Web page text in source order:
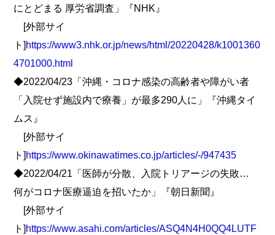
にとどまる 厚労省調査」『NHK』
[外部サイ
ト] https://www3.nhk.or.jp/news/html/20220428/k1001360
4701000.html
◆2022/04/23「沖縄・コロナ感染の高齢者や障がい者
「入院せず施設内で療養」が最多290人に」『沖縄タイ
ムス』
[外部サイ
ト] https://www.okinawatimes.co.jp/articles/-/947435
◆2022/04/21「医師が分散、入院トリアージの失敗…
何がコロナ医療逼迫を招いたか」『朝日新聞』
[外部サイ
ト] https://www.asahi.com/articles/ASQ4N4H0QQ4LUTF